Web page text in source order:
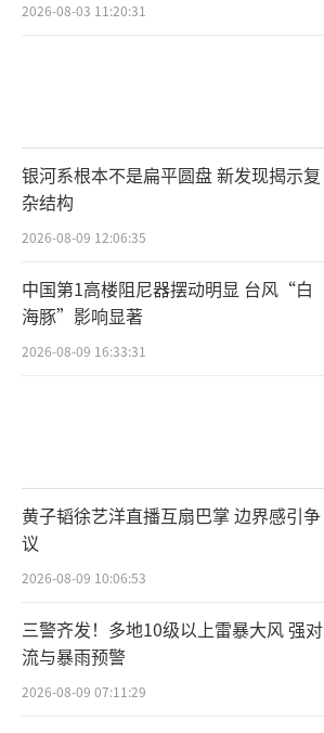
2026-08-03 11:20:31
银河系根本不是扁平圆盘 新发现揭示复
杂结构
2026-08-09 12:06:35
中国第1高楼阻尼器摆动明显 台风“白
海豚”影响显著
2026-08-09 16:33:31
黄子韬徐艺洋直播互扇巴掌 边界感引争
议
2026-08-09 10:06:53
三警齐发！多地10级以上雷暴大风 强对
流与暴雨预警
2026-08-09 07:11:29